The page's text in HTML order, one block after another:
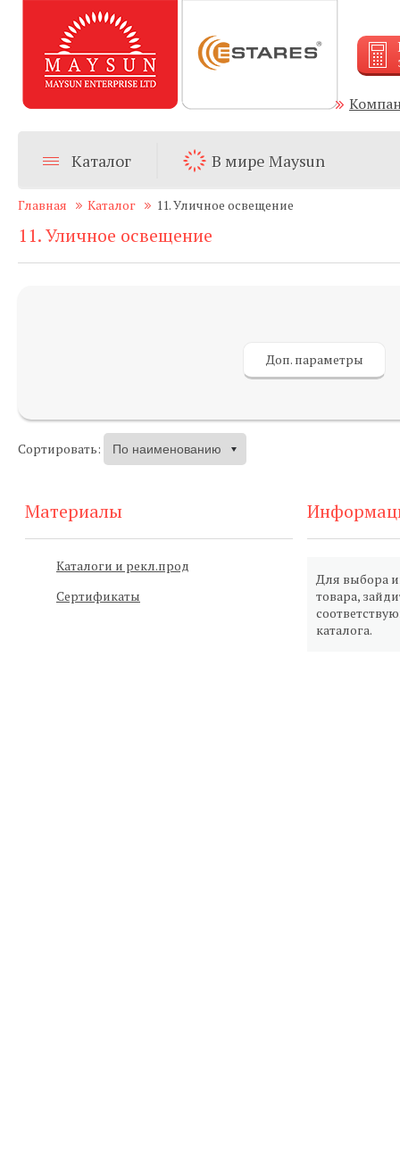
Каталог В мире Maysun
Главная Каталог 11. Уличное освещение
11. Уличное освещение
Доп. параметры
Сортировать:
Материалы
Каталоги и рекл.прод
Сертификаты
Для выбора
товара,
каталога.